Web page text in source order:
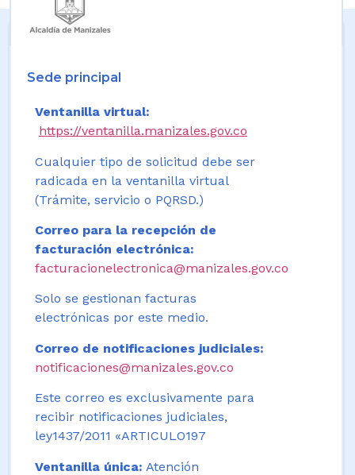
Sede principal
Ventanilla virtual:
https://ventanilla.manizales.gov.co
Cualquier tipo de solicitud debe ser
radicada en la ventanilla virtual
(Trámite, servicio o PQRSD.)
Correo para la recepción de
facturación electrónica:
facturacionelectronica@manizales.gov.co
Solo se gestionan facturas
electrónicas por este medio.
Correo de notificaciones judiciales:
notificaciones@manizales.gov.co
Este correo es exclusivamente para
recibir notificaciones judiciales,
ley1437/2011 «ARTICULO197
Ventanilla única: Atención